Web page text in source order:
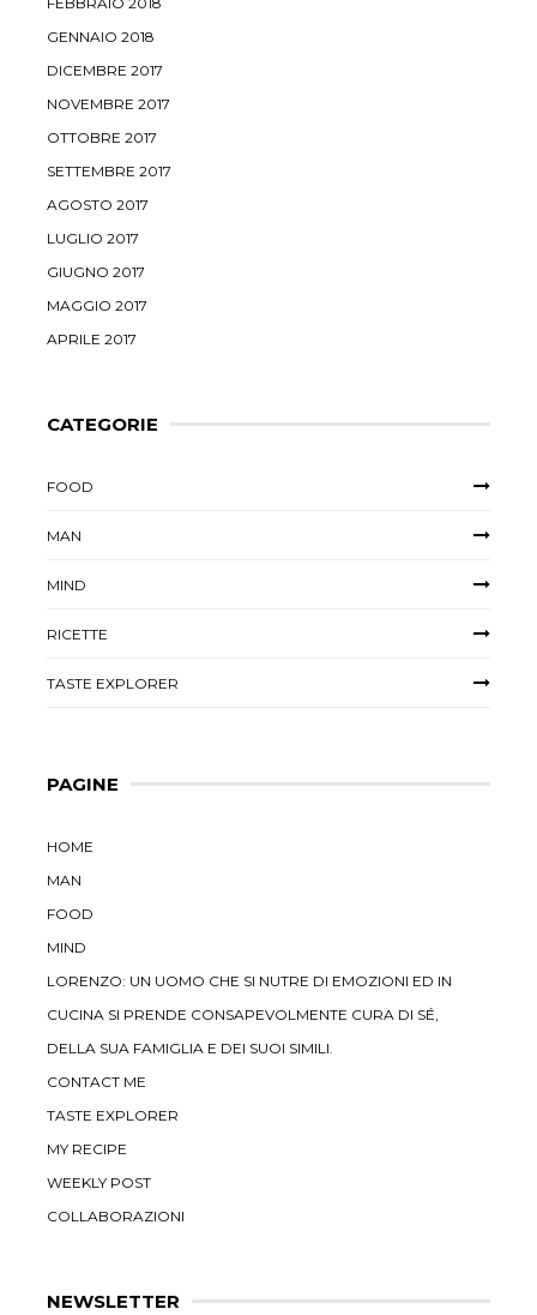
GENNAIO 2018
DICEMBRE 2017
NOVEMBRE 2017
OTTOBRE 2017
SETTEMBRE 2017
AGOSTO 2017
LUGLIO 2017
GIUGNO 2017
MAGGIO 2017
APRILE 2017
CATEGORIE
FOOD
MAN
MIND
RICETTE
TASTE EXPLORER
PAGINE
HOME
MAN
FOOD
MIND
LORENZO: UN UOMO CHE SI NUTRE DI EMOZIONI ED IN
CUCINA SI PRENDE CONSAPEVOLMENTE CURA DI SÉ,
DELLA SUA FAMIGLIA E DEI SUOI SIMILI.
CONTACT ME
TASTE EXPLORER
MY RECIPE
WEEKLY POST
COLLABORAZIONI
NEWSLETTER